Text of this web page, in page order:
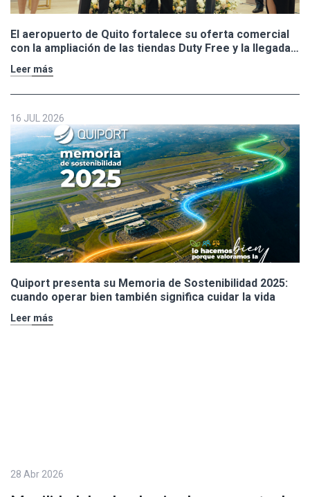
El aeropuerto de Quito fortalece su oferta comercial
con la ampliación de las tiendas Duty Free y la llegada
Leer más
16 JUL 2026
Quiport presenta su Memoria de Sostenibilidad 2025:
cuando operar bien también significa cuidar la vida
Leer más
28 Abr 2026